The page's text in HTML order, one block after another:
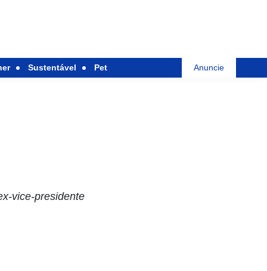
Sustentável Pet Anuncie
vice-presidente